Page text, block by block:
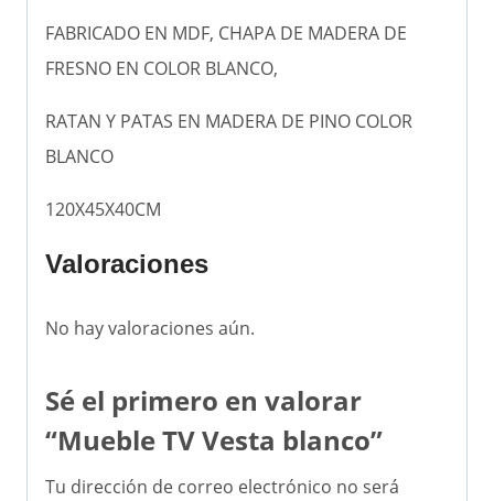
FABRICADO EN MDF, CHAPA DE MADERA DE
FRESNO EN COLOR BLANCO,
RATAN Y PATAS EN MADERA DE PINO COLOR
BLANCO
120X45X40CM
Valoraciones
No hay valoraciones aún.
Sé el primero en valorar
“Mueble TV Vesta blanco”
Tu dirección de correo electrónico no será